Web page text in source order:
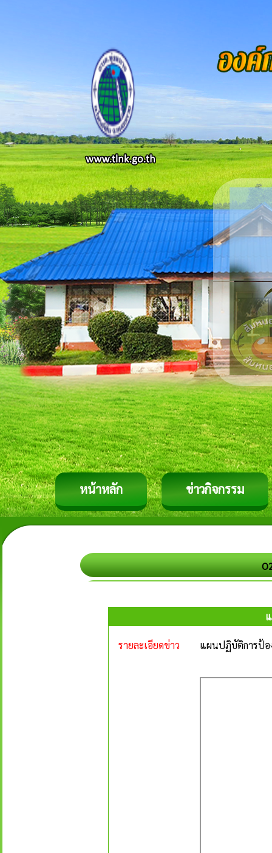
หน้าหลัก ข่าวกิจกรรม
รายละเอียดข่าว แผนปฏิบัติการป้อ